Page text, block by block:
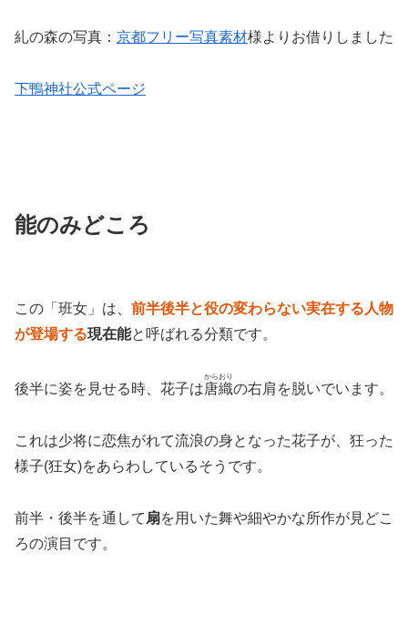
糺の森の写真： 京都フリー写真素材様よりお借りしました
下鴨神社公式ページ
能のみどころ
この「班女」は、 前半後半と役の変わらない実在する人物
が登場する現在能と呼ばれる分類です。
後半に姿を見せる時、花子は唐織
からおり
の右肩を脱いでいます。
これは少将に恋焦がれて流浪の身となった花子が、狂った
様子(狂女)をあらわしているそうです。
前半・後半を通して扇を用いた舞や細やかな所作が見どこ
ろの演目です。